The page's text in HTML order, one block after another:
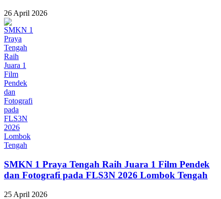
26 April 2026
SMKN 1 Praya Tengah Raih Juara 1 Film Pendek
dan Fotografi pada FLS3N 2026 Lombok Tengah
25 April 2026